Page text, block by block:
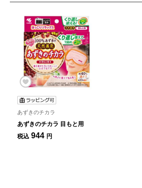
あずきのチカラ
あずきのチカラ 目もと用
税込 944 円